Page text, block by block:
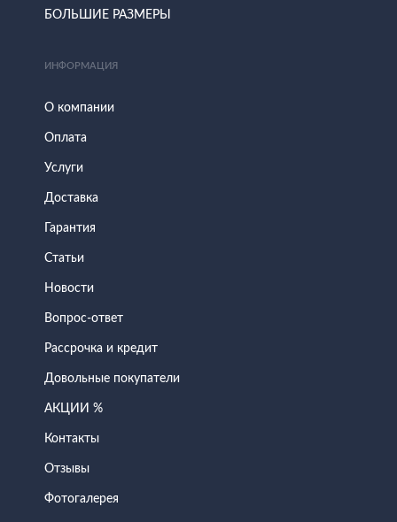
БОЛЬШИЕ РАЗМЕРЫ
ИНФОРМАЦИЯ
О компании
Оплата
Услуги
Доставка
Гарантия
Статьи
Новости
Вопрос-ответ
Рассрочка и кредит
Довольные покупатели
АКЦИИ %
Контакты
Отзывы
Фотогалерея